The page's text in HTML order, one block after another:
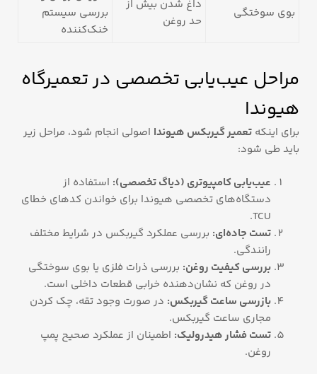
بوی سوختگی
داغ شدن بیش از
حد روغن
بررسی سیستم
خنک‌کننده
مراحل عیب‌یابی تخصصی در تعمیرگاه
هیوندا
برای اینکه تعمیر گیربکس هیوندا اصولی انجام شود، مراحل زیر
باید طی شود:
عیب‌یابی کامپیوتری (دیاگ تخصصی): استفاده از
دستگاه‌های تخصصی هیوندا برای خواندن کدهای خطای
TCU.
تست جاده‌ای: بررسی عملکرد گیربکس در شرایط مختلف
رانندگی.
بررسی کیفیت روغن: بررسی ذرات فلزی یا بوی سوختگی
در روغن که نشان‌دهنده خرابی قطعات داخلی است.
بازرسی ساعت گیربکس: در صورت وجود تقه، چک کردن
مجاری ساعت گیربکس.
تست فشار هیدرولیک: اطمینان از عملکرد صحیح پمپ
روغن.